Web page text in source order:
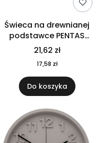
Świeca na drewnianej
podstawce PENTAS
MO6282-40
21,62 zł
17,58 zł
Do koszyka